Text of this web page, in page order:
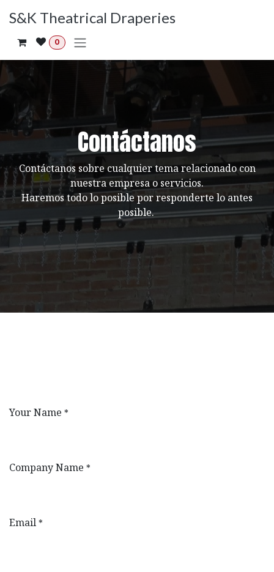
S&K Theatrical Draperies
0
Contáctanos
Contáctanos sobre cualquier tema relacionado con
nuestra empresa o servicios.
Haremos todo lo posible por responderte lo antes
posible.
Your Name *
Company Name *
Email *